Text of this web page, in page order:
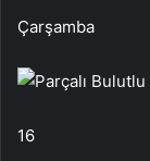
Çarşamba
16